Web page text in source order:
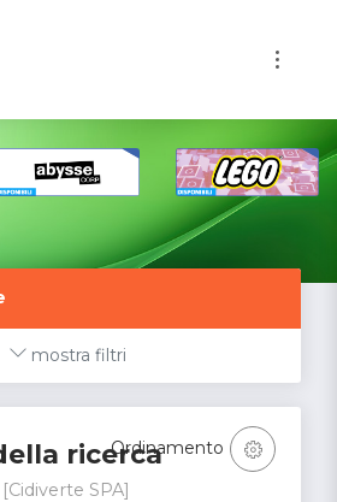
mostra filtri
ricerca
[Cidiverte SPA]
Ordinamento